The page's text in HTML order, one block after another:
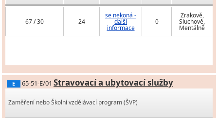
67 / 30 24
se nekoná -
další
informace
0
Zrakově,
Sluchově,
Mentálně
E 65-51-E/01 Stravovací a ubytovací služby
Zaměření nebo Školní vzdělávací program (ŠVP)